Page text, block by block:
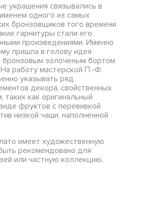
украшения связывались в
одного из самых
бронзовщиков того времени
гарнитуры стали его
произведениями. Именно
пришла в голову идея
золоченым бортом
работу мастерской П.-Ф.
указывать ряд
декора, свойственных
таких как оригинальный
фруктов с перевивкой
низкой чаши, наполненной
имеет художественную
рекомендовано для
или частную коллекцию.